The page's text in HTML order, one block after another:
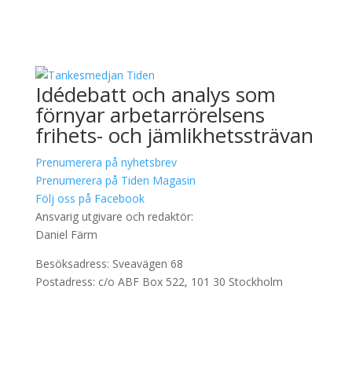
Idédebatt och analys som
förnyar arbetarrörelsens
frihets- och jämlikhetssträvan
Prenumerera på nyhetsbrev
Prenumerera på Tiden Magasin
Följ oss på Facebook
Ansvarig utgivare och redaktör:
Daniel Färm
Besöksadress: Sveavägen 68
Postadress: c/o ABF Box 522, 101 30 Stockholm